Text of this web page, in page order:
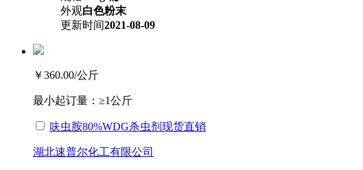
外观白色粉末
更新时间2021-08-09
￥360.00/公斤
最小起订量： ≥1公斤
呋虫胺80%WDG杀虫剂现货直销
湖北速普尔化工有限公司